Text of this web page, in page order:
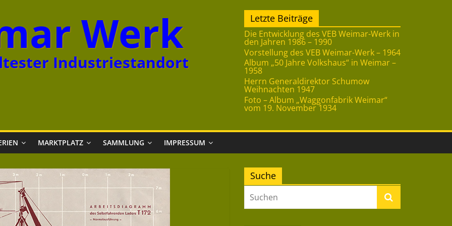
Werk
Industriestandort
Letzte Beiträge
Die Entwicklung des VEB Weimar-Werk in
den Jahren 1986 – 1990
Vorstellung des VEB Weimar-Werk – 1964
Album „50 Jahre Volkshaus“ in Weimar –
1958
Herrn Generaldirektor Schumow
Weihnachten 1947
Foto – Album „Waggonfabrik Weimar“
vom 19. November 1934
MARKTPLATZ SAMMLUNG IMPRESSUM
Suche